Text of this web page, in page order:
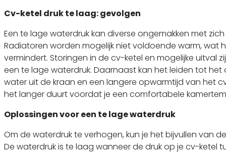
Cv-ketel druk te laag: gevolgen
Een te lage waterdruk kan diverse ongemakken met
Radiatoren worden mogelijk niet voldoende warm, wat
vermindert. Storingen in de cv-ketel en mogelijke uitval
een te lage waterdruk. Daarnaast kan het leiden tot het
water uit de kraan en een langere opwarmtijd van het
het langer duurt voordat je een comfortabele
Oplossingen voor een te lage waterdruk
Om de waterdruk te verhogen, kun je het bijvullen van
De waterdruk is te laag wanneer de druk op je cv-ketel